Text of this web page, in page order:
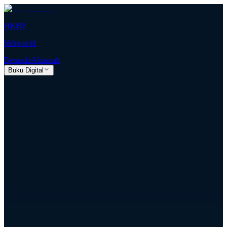
HKBP
hkbp.or.id
BerandaAlmanak
Buku Digital